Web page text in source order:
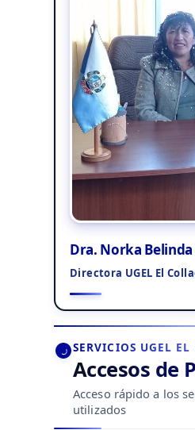
Dra. Norka
Directora UGEL El
SERVICIOS UGEL EL
Accesos de
Acceso rápido a los
utilizados